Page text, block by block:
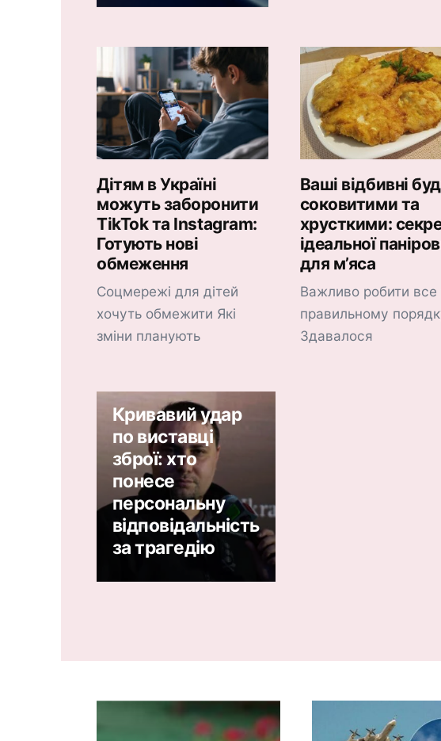
Дітям в Україні
можуть заборонити
TikTok та Instagram:
Готують нові
обмеження
Соцмережі для дітей
хочуть обмежити Які
зміни планують
Ваші відбивні
соковитими та
хрусткими:
ідеальної
для м’яса
Важливо робити все
правильному
Здавалося
Кривавий удар
по виставці
зброї: хто
понесе
персональну
відповідальність
за трагедію